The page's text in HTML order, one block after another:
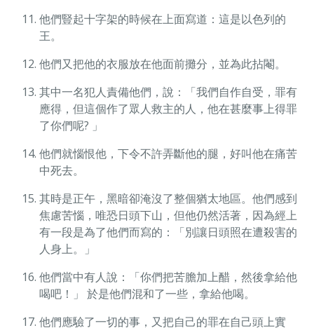
他們豎起十字架的時候在上面寫道：這是以色列的
王。
他們又把他的衣服放在他面前攤分，並為此拈閹。
其中一名犯人責備他們，說：「我們自作自受，罪有
應得，但這個作了眾人救主的人，他在甚麼事上得罪
了你們呢? 」
他們就惱恨他，下令不許弄斷他的腿，好叫他在痛苦
中死去。
其時是正午，黑暗卻淹沒了整個猶太地區。他們感到
焦慮苦惱，唯恐日頭下山，但他仍然活著，因為經上
有一段是為了他們而寫的：「別讓日頭照在遭殺害的
人身上。」
他們當中有人說：「你們把苦膽加上醋，然後拿給他
喝吧！」 於是他們混和了一些，拿給他喝。
他們應驗了一切的事，又把自己的罪在自己頭上實